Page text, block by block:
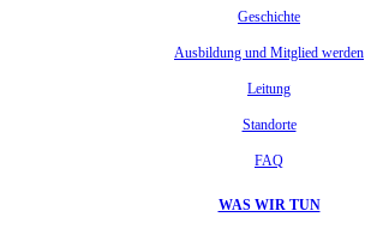
Geschichte
Ausbildung und Mitglied werden
Leitung
Standorte
FAQ
WAS WIR TUN